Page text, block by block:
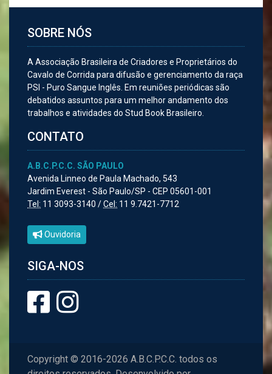
SOBRE NÓS
A Associação Brasileira de Criadores e Proprietários do
Cavalo de Corrida para difusão e gerenciamento da raça
PSI - Puro Sangue Inglês. Em reuniões periódicas são
debatidos assuntos para um melhor andamento dos
trabalhos e atividades do Stud Book Brasileiro.
CONTATO
A.B.C.P.C.C. SÃO PAULO
Avenida Linneo de Paula Machado, 543
Jardim Everest - São Paulo/SP - CEP 05601-001
Tel: 11 3093-3140 /Cel: 11 9.7421-7712
Ouvidoria
SIGA-NOS
Copyright © 2016-2026 A.B.C.P.C.C. todos os